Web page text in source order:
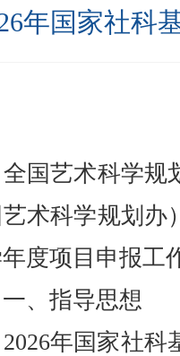
年国家社科
艺术科学规划
术科学规划办
度项目申报工
指导思想
年国家社科